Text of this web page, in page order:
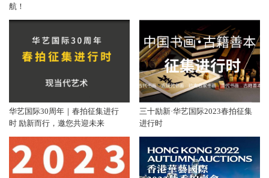
航！
华艺国际30周年｜春拍征集进行
时 励新而行，邀您共迎未来
三十励新·华艺国际2023春拍征集
进行时